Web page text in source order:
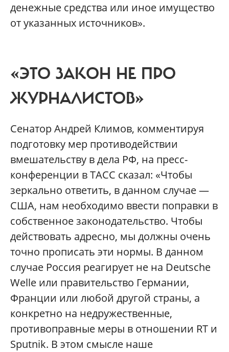
денежные средства или иное имущество
от указанных источников».
«ЭТО ЗАКОН НЕ ПРО
ЖУРНАЛИСТОВ»
Сенатор Андрей Климов, комментируя
подготовку мер противодействии
вмешательству в дела РФ, на пресс-
конференции в ТАСС сказал: «Чтобы
зеркально ответить, в данном случае —
США, нам необходимо ввести поправки в
собственное законодательство. Чтобы
действовать адресно, мы должны очень
точно прописать эти нормы. В данном
случае Россия реагирует не на Deutsche
Welle или правительство Германии,
Франции или любой другой страны, а
конкретно на недружественные,
противоправные меры в отношении RT и
Sputnik. В этом смысле наше